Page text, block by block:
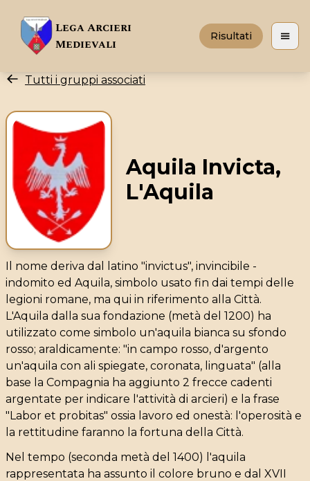
Lega Arcieri
Medievali
Risultati Apri
Tutti i gruppi associati
Aquila Invicta,
L'Aquila
Il nome deriva dal latino "invictus", invincibile -
indomito ed Aquila, simbolo usato fin dai tempi delle
legioni romane, ma qui in riferimento alla Città.
L'Aquila dalla sua fondazione (metà del 1200) ha
utilizzato come simbolo un'aquila bianca su sfondo
rosso; araldicamente: "in campo rosso, d'argento
un'aquila con ali spiegate, coronata, linguata" (alla
base la Compagnia ha aggiunto 2 frecce cadenti
argentate per indicare l'attività di arcieri) e la frase
"Labor et probitas" ossia lavoro ed onestà: l'operosità e
la rettitudine faranno la fortuna della Città.
Nel tempo (seconda metà del 1400) l'aquila
rappresentata ha assunto il colore bruno e dal XVII